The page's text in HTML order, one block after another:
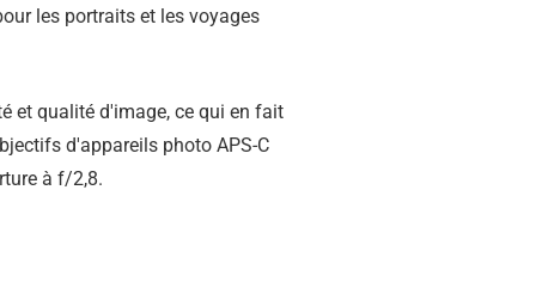
les portraits et les voyages
et qualité d'image, ce qui en fait
d'appareils photo APS-C
à f/2,8.